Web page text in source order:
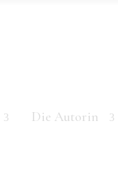
Die Autorin